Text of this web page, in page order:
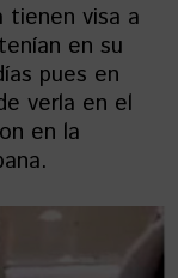
tienen visa a
en su
pues en
verla en el
en la